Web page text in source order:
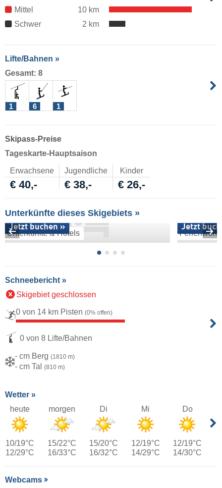
Mittel
10 km
Schwer
2 km
Lifte/Bahnen »
Gesamt: 8
1 6 1
Skipass-Preise
Tageskarte-Hauptsaison
Erwachsene Jugendliche Kinder
€ 40,- € 38,- € 26,-
Unterkünfte dieses Skigebiets »
Unterkünfte & Hotels
Jetzt buchen » Jetzt
Schneebericht »
Skigebiet geschlossen
0 von 14 km Pisten (0% offen)
0 von 8 Lifte/Bahnen
- cm Berg (1810 m)
- cm Tal (810 m)
Wetter »
heute
10/19°C
12/29°C
morgen
15/22°C
16/33°C
Di
15/20°C
16/32°C
Mi
12/19°C
14/29°C
Do
12/19°C
14/30°C
Webcams